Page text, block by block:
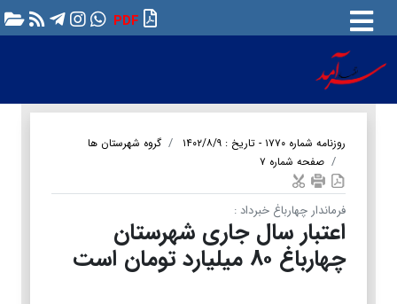
PDF
روزنامه شماره ۱۷۷۰ - تاریخ : ۱۴۰۲/۸/۹
گروه شهرستان ها
صفحه شماره ۷
فرماندار چهارباغ خبرداد :
اعتبار سال جاری شهرستان
چهارباغ ۸۰ میلیارد تومان است